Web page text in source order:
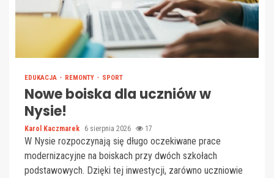
EDUKACJA REMONTY SPORT
Nowe boiska dla uczniów w
Nysie!
Karol Kaczmarek 6 sierpnia 2026 17
W Nysie rozpoczynają się długo oczekiwane prace
modernizacyjne na boiskach przy dwóch szkołach
podstawowych. Dzięki tej inwestycji, zarówno uczniowie